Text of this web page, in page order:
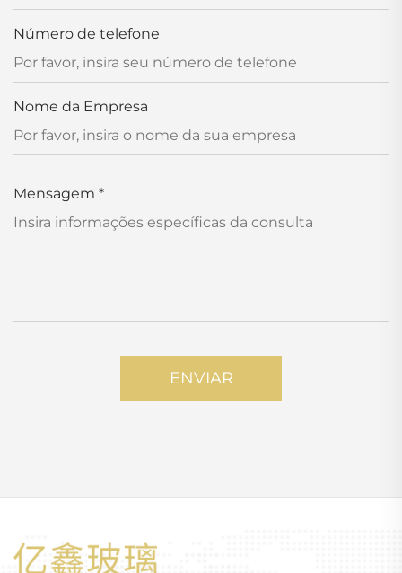
Número de telefone
Nome da Empresa
Mensagem *
ENVIAR